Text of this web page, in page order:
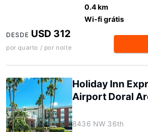
0.4 km
Wi-fi grátis
DESDE USD 312
por quarto / por noite
Holiday Inn
Airport Doral
8436 NW 36th